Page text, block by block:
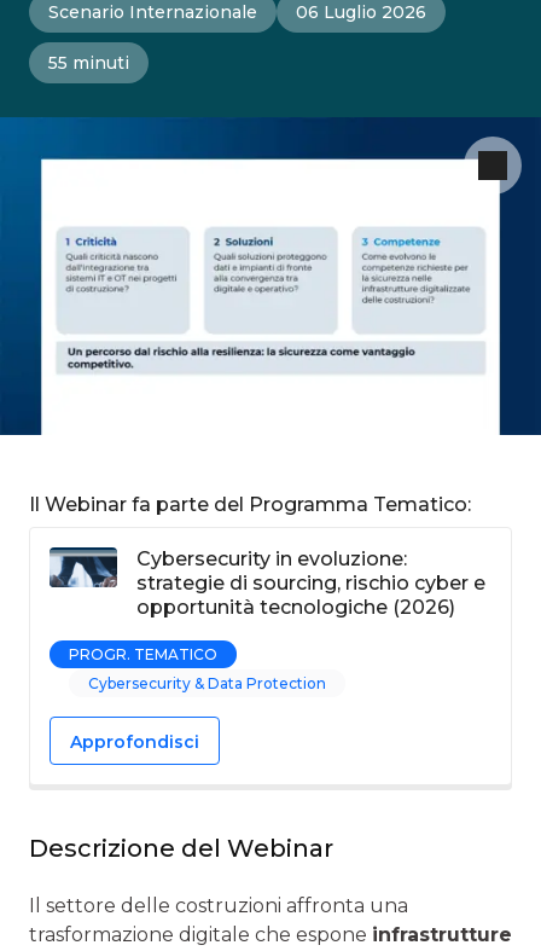
Scenario Internazionale 06 Luglio 2026
55 minuti
Il Webinar fa parte del Programma Tematico:
Cybersecurity in evoluzione:
strategie di sourcing, rischio cyber e
opportunità tecnologiche (2026)
PROGR. TEMATICO
Cybersecurity & Data Protection
Approfondisci
Descrizione del Webinar
Il settore delle costruzioni affronta una
trasformazione digitale che espone infrastrutture